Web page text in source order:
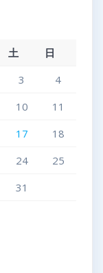
土
日
3
4
10
11
17
18
24
25
31